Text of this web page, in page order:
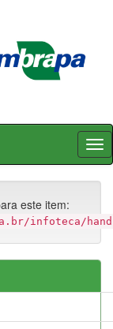
este item:
infoteca/